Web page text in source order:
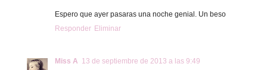
Espero que ayer pasaras una noche genial. Un beso
Responder Eliminar
Miss A 13 de septiembre de 2013 a las 9:49